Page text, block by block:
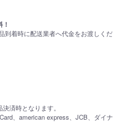
到着時に配送業者へ代金をお渡しくだ
済時となります。
、american express、JCB、ダイナ